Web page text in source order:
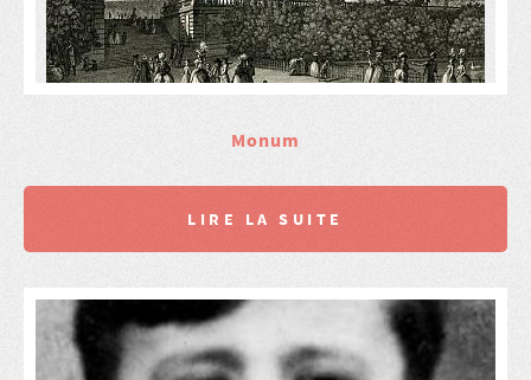
Monum
LIRE LA SUITE